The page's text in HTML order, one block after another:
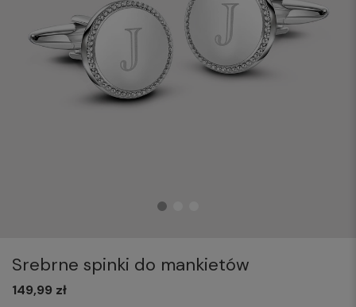
Srebrne spinki do mankietów
149,99 zł